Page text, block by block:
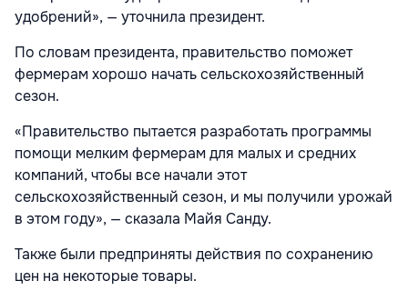
удобрений», — уточнила президент.
По словам президента, правительство поможет
фермерам хорошо начать сельскохозяйственный
сезон.
«Правительство пытается разработать программы
помощи мелким фермерам для малых и средних
компаний, чтобы все начали этот
сельскохозяйственный сезон, и мы получили урожай
в этом году», — сказала Майя Санду.
Также были предприняты действия по сохранению
цен на некоторые товары.